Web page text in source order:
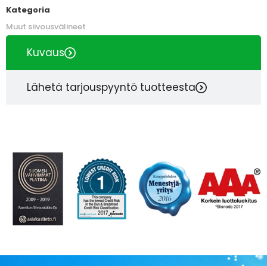
Kategoria
Muut siivousvälineet
Kuvaus
Lähetä tarjouspyyntö tuotteesta